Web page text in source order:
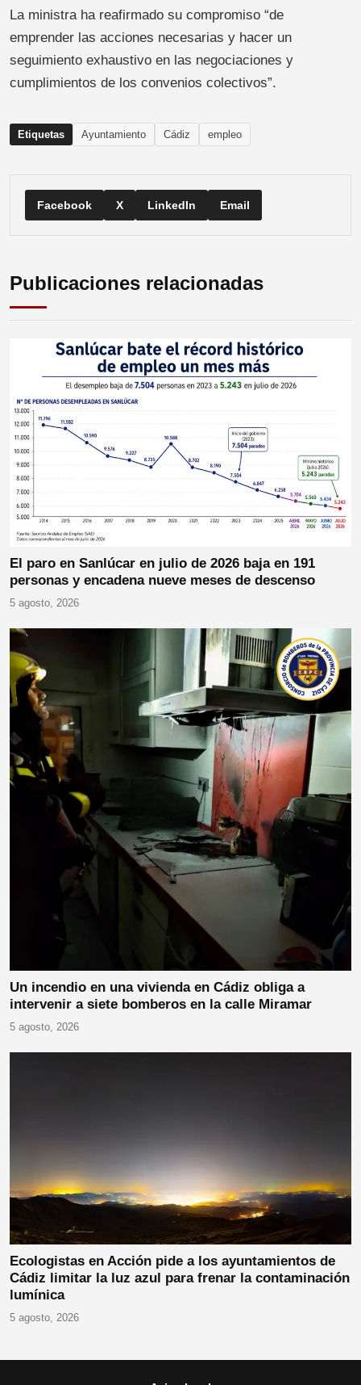
La ministra ha reafirmado su compromiso “de
emprender las acciones necesarias y hacer un
seguimiento exhaustivo en las negociaciones y
cumplimientos de los convenios colectivos”.
Etiquetas Ayuntamiento Cádiz empleo
Facebook X LinkedIn Email
Publicaciones relacionadas
El paro en Sanlúcar en julio de 2026 baja en 191
personas y encadena nueve meses de descenso
5 agosto, 2026
Un incendio en una vivienda en Cádiz obliga a
intervenir a siete bomberos en la calle Miramar
5 agosto, 2026
Ecologistas en Acción pide a los ayuntamientos de
Cádiz limitar la luz azul para frenar la contaminación
lumínica
5 agosto, 2026